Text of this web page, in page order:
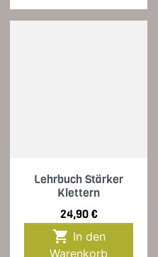
Lehrbuch Stärker
Klettern
Preis
24,90 €

Warenkorb